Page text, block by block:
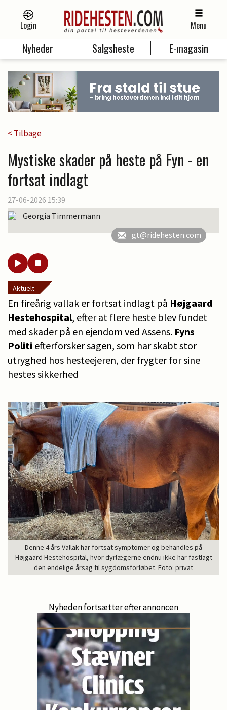
Login Menu
Nyheder Salgsheste E-magasin
< Tilbage
Mystiske skader på heste på Fyn - en
fortsat indlagt
27-06-2026 15:39
Georgia Timmermann
gt@ridehesten.com
Aktuelt
En fireårig vallak er fortsat indlagt på Højgaard
Hestehospital, efter at flere heste blev fundet
med skader på en ejendom ved Assens. Fyns
Politi efterforsker sagen, som har skabt stor
utryghed hos hesteejeren, der frygter for sine
hestes sikkerhed
Denne 4 års Vallak har fortsat symptomer og behandles på
Højgaard Hestehospital, hvor dyrlægerne endnu ikke har fastlagt
den endelige årsag til sygdomsforløbet. Foto: privat
Nyheden fortsætter efter annoncen